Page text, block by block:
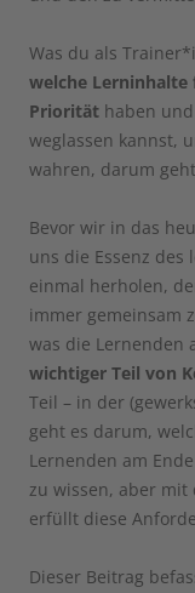
Was du als
welche
Priorität haben
weglassen kannst,
wahren, darum
Bevor wir in das
uns die Essenz des
einmal herholen,
immer gemeinsam
was die Lernenden
wichtiger Teil von
Teil – in der
geht es darum,
Lernenden am
zu wissen, aber mit
erfüllt diese
Dieser Beitrag